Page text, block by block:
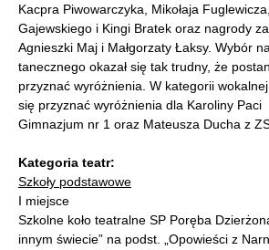
Kacpra Piwowarczyka, Mikołaja
Gajewskiego i Kingi Bratek oraz nagrody
Agnieszki Maj i Małgorzaty Łaksy. Wybór
tanecznego okazał się tak trudny, że
przyznać wyróżnienia. W kategorii
się przyznać wyróżnienia dla Karoliny Paci
Gimnazjum nr 1 oraz Mateusza Ducha z ZS
Kategoria teatr:
Szkoły podstawowe
I miejsce
Szkolne koło teatralne SP Poręba
innym świecie” na podst. „Opowieści z